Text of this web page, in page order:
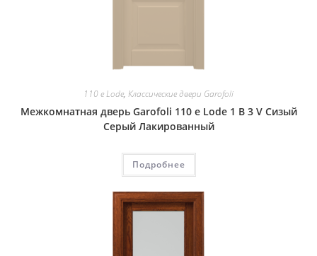
110 e Lode, Классические двери Garofoli
Межкомнатная дверь Garofoli 110 e Lode 1 B 3 V Сизый
Серый Лакированный
Подробнее